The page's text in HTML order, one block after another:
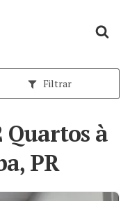
Filtrar
Quartos à
PR